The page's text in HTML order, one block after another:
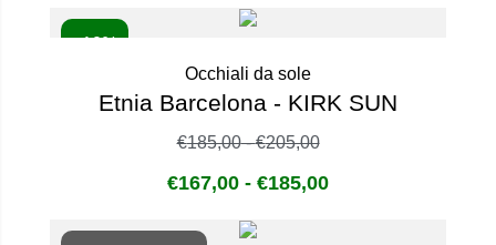
- 10%
Occhiali da sole
Etnia Barcelona - KIRK SUN
€185,00-€205,00
€167,00 - €185,00